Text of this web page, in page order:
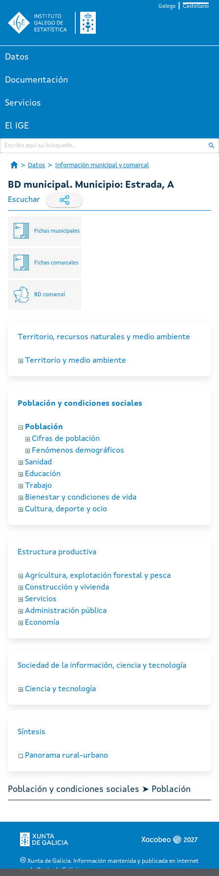
Galego Castellano
Datos
Documentación
Servicios
El IGE
Datos Información municipal y comarcal
BD municipal. Municipio: Estrada, A
Escuchar
Fichas municipales
Fichas comarcales
BD comarcal
Territorio, recursos naturales y medio ambiente
Territorio y medio ambiente
Población y condiciones sociales
Población
Cifras de población
Fenómenos demográficos
Sanidad
Educación
Trabajo
Bienestar y condiciones de vida
Cultura, deporte y ocio
Estructura productiva
Agricultura, explotación forestal y pesca
Construcción y vivienda
Servicios
Administración pública
Economía
Sociedad de la información, ciencia y tecnología
Ciencia y tecnología
Síntesis
Panorama rural-urbano
Población y condiciones sociales ➤ Población
Xunta de Galicia. Información mantenida y publicada en internet
por la Xunta de Galicia